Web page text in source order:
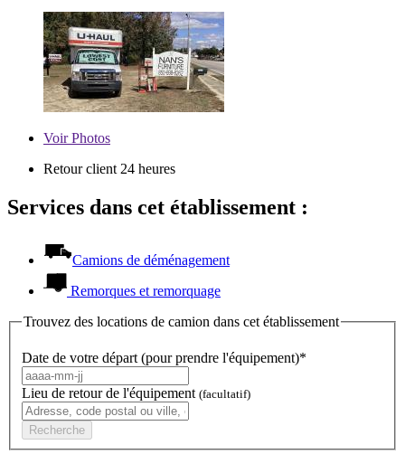
VoirPhotos
Retour client 24 heures
Services dans cet établissement :
Camions de déménagement
Remorques et remorquage
Trouvez des locations de camion dans cet établissement
Date de votre départ (pour prendre l'équipement)*
Lieu de retour de l'équipement (facultatif)
Recherche